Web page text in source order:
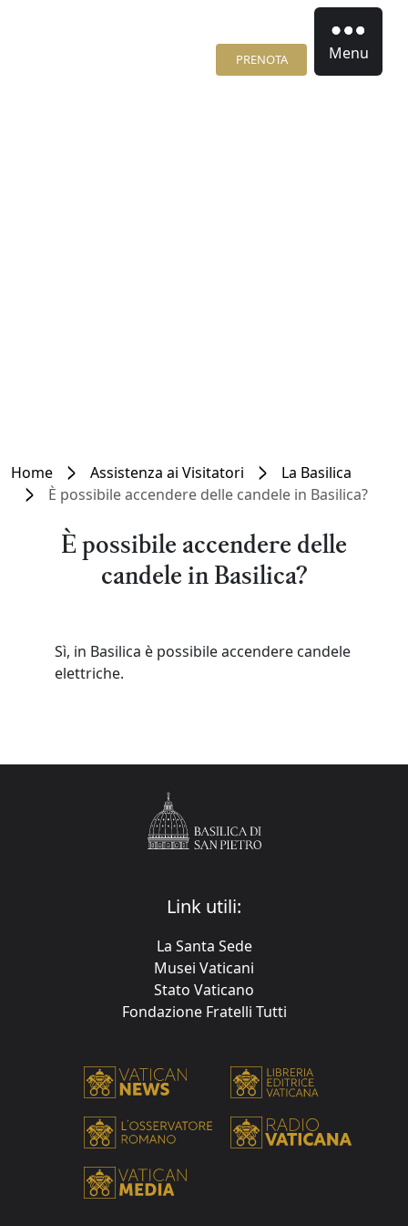
PRENOTA Menu
Home Assistenza ai Visitatori
La Basilica
È possibile accendere delle candele in Basilica?
È possibile accendere delle
candele in Basilica?
Sì, in Basilica è possibile accendere candele
elettriche.
Link utili:
La Santa Sede
Musei Vaticani
Stato Vaticano
Fondazione Fratelli Tutti